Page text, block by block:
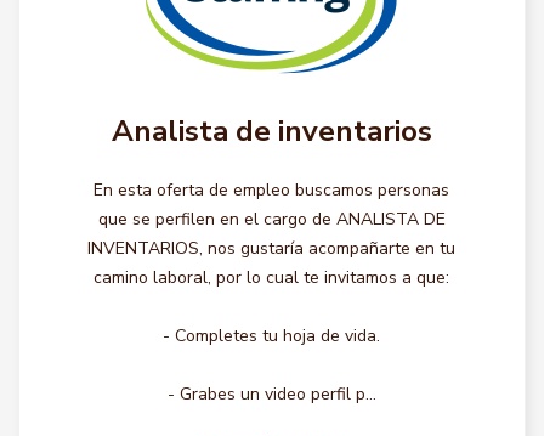
Analista de inventarios
En esta oferta de empleo buscamos personas
que se perfilen en el cargo de ANALISTA DE
INVENTARIOS, nos gustaría acompañarte en tu
camino laboral, por lo cual te invitamos a que:
- Completes tu hoja de vida.
- Grabes un video perfil p...